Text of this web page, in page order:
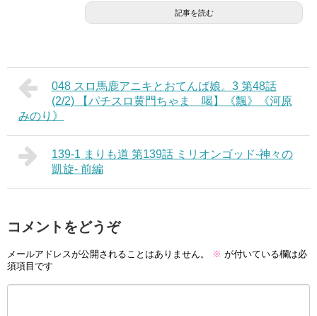
記事を読む
048 スロ馬鹿アニキとおてんば娘。3 第48話
(2/2) 【パチスロ黄門ちゃま 喝】《飄》《河原
みのり》
139-1 まりも道 第139話 ミリオンゴッド-神々の
凱旋- 前編
コメントをどうぞ
メールアドレスが公開されることはありません。 ※ が付いている欄は必
須項目です